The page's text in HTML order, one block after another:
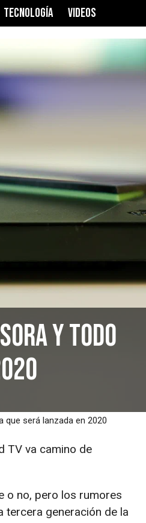
TECNOLOGÍA VIDEOS
y todo
que será lanzada en 2020
TV va camino de
o no, pero los rumores
tercera generación de la